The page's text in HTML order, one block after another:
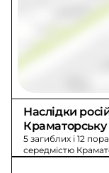
Наслідки
Краматорську
5 загиблих і 12
середмістю
авто, загоряння